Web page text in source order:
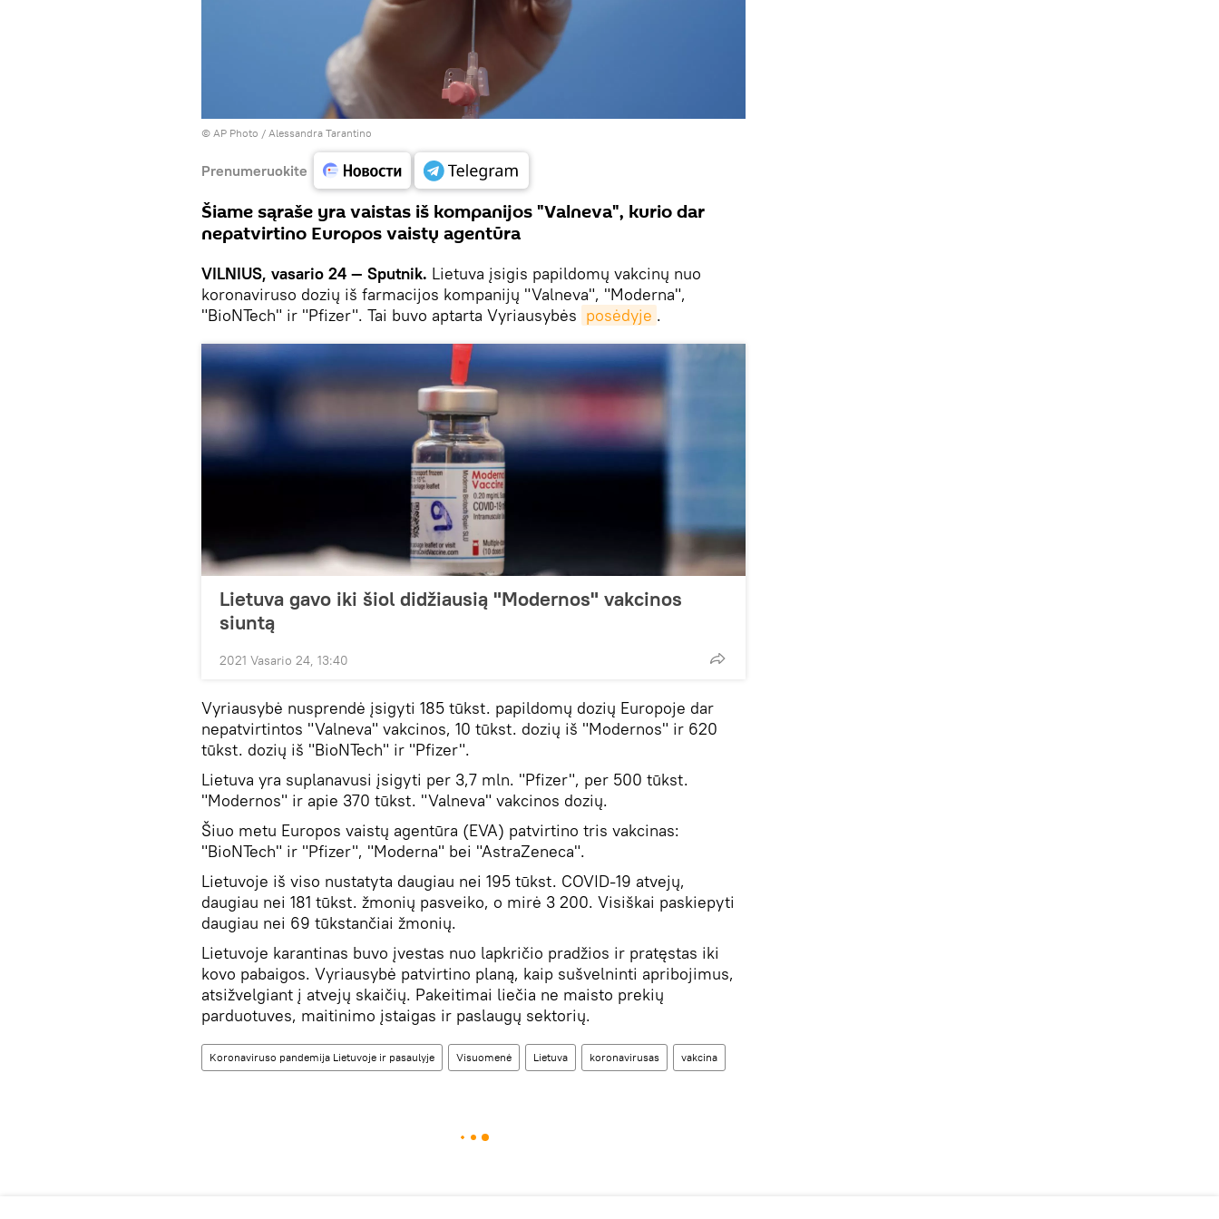
© AP Photo / Alessandra Tarantino
Prenumeruokite
Šiame sąraše yra vaistas iš kompanijos "Valneva", kurio dar
nepatvirtino Europos vaistų agentūra
VILNIUS, vasario 24 — Sputnik. Lietuva įsigis papildomų vakcinų nuo
koronaviruso dozių iš farmacijos kompanijų "Valneva", "Moderna",
"BioNTech" ir "Pfizer". Tai buvo aptarta Vyriausybės posėdyje .
Lietuva gavo iki šiol didžiausią "Modernos" vakcinos
siuntą
2021 Vasario 24, 13:40
Vyriausybė nusprendė įsigyti 185 tūkst. papildomų dozių Europoje dar
nepatvirtintos "Valneva" vakcinos, 10 tūkst. dozių iš "Modernos" ir 620
tūkst. dozių iš "BioNTech" ir "Pfizer".
Lietuva yra suplanavusi įsigyti per 3,7 mln. "Pfizer", per 500 tūkst.
"Modernos" ir apie 370 tūkst. "Valneva" vakcinos dozių.
Šiuo metu Europos vaistų agentūra (EVA) patvirtino tris vakcinas:
"BioNTech" ir "Pfizer", "Moderna" bei "AstraZeneca".
Lietuvoje iš viso nustatyta daugiau nei 195 tūkst. COVID-19 atvejų,
daugiau nei 181 tūkst. žmonių pasveiko, o mirė 3 200. Visiškai paskiepyti
daugiau nei 69 tūkstančiai žmonių.
Lietuvoje karantinas buvo įvestas nuo lapkričio pradžios ir pratęstas iki
kovo pabaigos. Vyriausybė patvirtino planą, kaip sušvelninti apribojimus,
atsižvelgiant į atvejų skaičių. Pakeitimai liečia ne maisto prekių
parduotuves, maitinimo įstaigas ir paslaugų sektorių.
Koronaviruso pandemija Lietuvoje ir pasaulyje Visuomenė Lietuva koronavirusas vakcina